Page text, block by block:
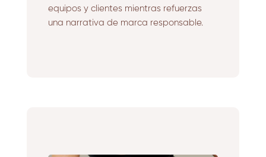
equipos y clientes mientras refuerzas
una narrativa de marca responsable.